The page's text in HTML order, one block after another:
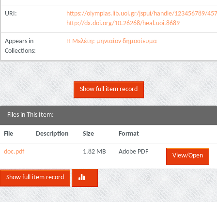
URI:
https://olympias.lib.uoi.gr/jspui/handle/123456789/
http://dx.doi.org/10.26268/heal.uoi.8689
Appears in
Collections:
Η Μελέτη: μηνιαίον δημοσίευμα
Show full item record
Files in This Item:
File Description Size Format
doc.pdf 1.82 MB Adobe PDF
View/Open
Show full item record